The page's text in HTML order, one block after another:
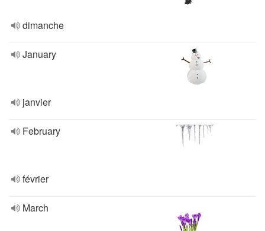
dimanche
January
janvier
February
février
March